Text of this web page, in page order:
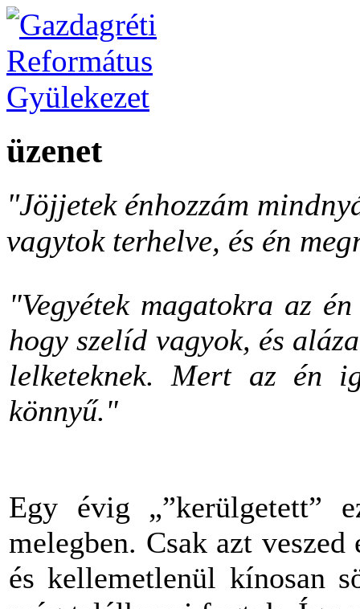
üzenet
"Jöjjetek énhozzám
vagytok terhelve, és én
"Vegyétek magatokra az
hogy szelíd vagyok, és
lelketeknek. Mert az én
könnyű."
Egy évig
melegben. Csak azt
és kellemetlenül kínosan